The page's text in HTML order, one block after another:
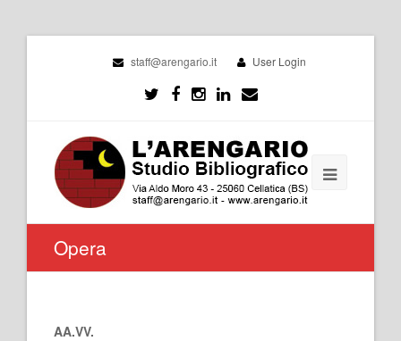
staff@arengario.it User Login
Opera
AA.VV.